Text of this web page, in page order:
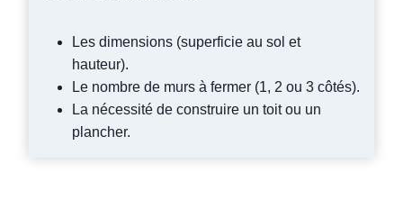
Les dimensions (superficie au sol et
hauteur).
Le nombre de murs à fermer (1, 2 ou 3 côtés).
La nécessité de construire un toit ou un
plancher.